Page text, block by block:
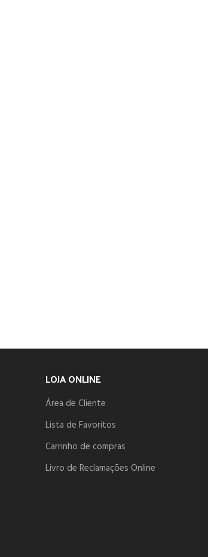
LOJA ONLINE
Área de Cliente
Lista de Favoritos
Carrinho de compras
Livro de Reclamações Online